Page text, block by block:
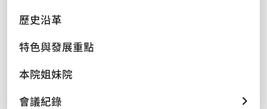
歷史沿革
特色與發展重點
本院姐妹院
會議紀錄